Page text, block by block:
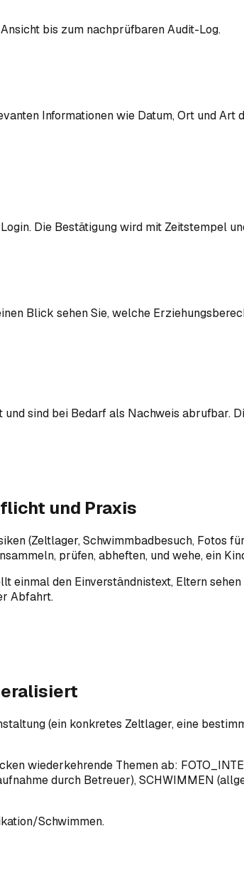
bis zum nachprüfbaren Audit-Log.
Informationen wie Datum, Ort und
Die Bestätigung wird mit Zeitstempel
Blick sehen Sie, welche
sind bei Bedarf als Nachweis abrufbar.
und Praxis
(Zeltlager, Schwimmbadbesuch, Fotos
prüfen, abheften, und wehe, ein
den Einverständnistext, Eltern
Abfahrt.
(ein konkretes Zeltlager, eine
wiederkehrende Themen ab:
durch Betreuer), SCHWIMMEN
Schwimmen.